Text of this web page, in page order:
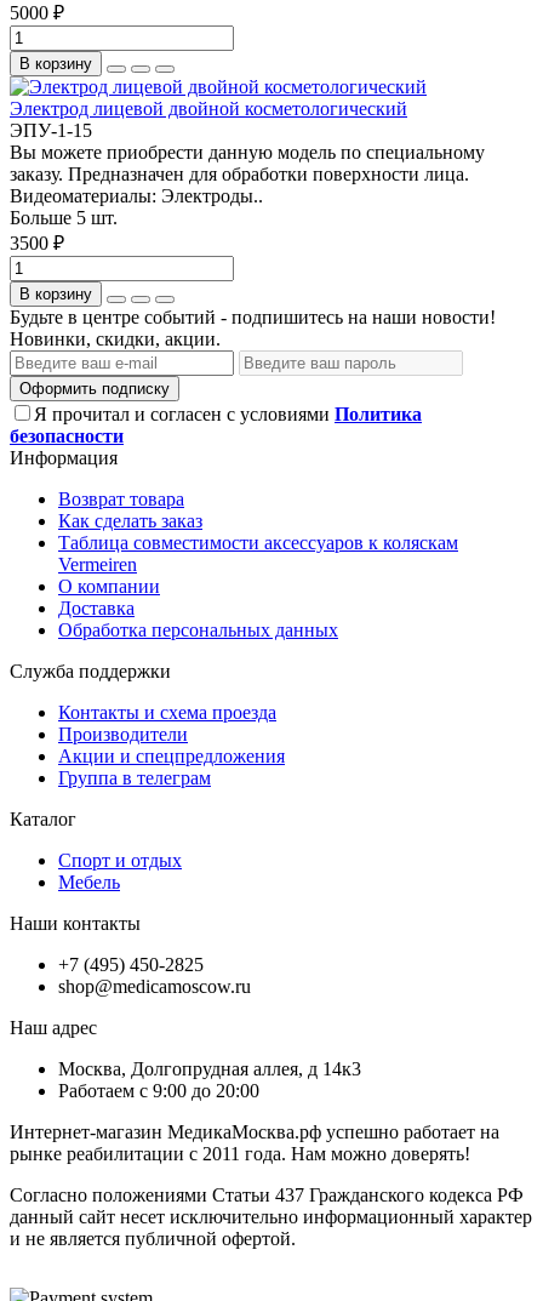
5000 ₽
В корзину
Электрод лицевой двойной косметологический
ЭПУ-1-15
Вы можете приобрести данную модель по специальному
заказу. Предназначен для обработки поверхности лица.
Видеоматериалы: Электроды..
Больше 5 шт.
3500 ₽
В корзину
Будьте в центре событий - подпишитесь на наши новости!
Новинки, скидки, акции.
Оформить подписку
Я прочитал и согласен с условиями Политика
безопасности
Информация
Возврат товара
Как сделать заказ
Таблица совместимости аксессуаров к коляскам
Vermeiren
О компании
Доставка
Обработка персональных данных
Служба поддержки
Контакты и схема проезда
Производители
Акции и спецпредложения
Группа в телеграм
Каталог
Спорт и отдых
Мебель
Наши контакты
+7 (495) 450-2825
shop@medicamoscow.ru
Наш адрес
Москва, Долгопрудная аллея, д 14к3
Работаем с 9:00 до 20:00
Интернет-магазин МедикаМосква.рф успешно работает на
рынке реабилитации с 2011 года. Нам можно доверять!
Согласно положениями Статьи 437 Гражданского кодекса РФ
данный сайт несет исключительно информационный характер
и не является публичной офертой.